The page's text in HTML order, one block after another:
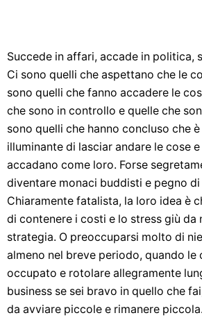
Succede in affari, accade in politica,
Ci sono quelli che aspettano che le
sono quelli che fanno accadere le
che sono in controllo e quelle che
sono quelli che hanno concluso che
illuminante di lasciar andare le cose
accadano come loro. Forse
diventare monaci buddisti e pegno
Chiaramente fatalista, la loro idea è
di contenere i costi e lo stress giù da
strategia. O preoccuparsi molto di
almeno nel breve periodo, quando le
occupato e rotolare allegramente
business se sei bravo in quello che
da avviare piccole e rimanere